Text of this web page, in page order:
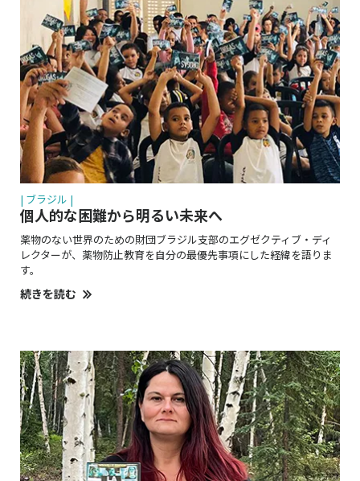
| ブラジル |
個人的な困難から明るい未来へ
薬物のない世界のための財団ブラジル支部のエグゼクティブ・ディ
レクターが、薬物防止教育を自分の最優先事項にした経緯を語りま
す。
続きを読む